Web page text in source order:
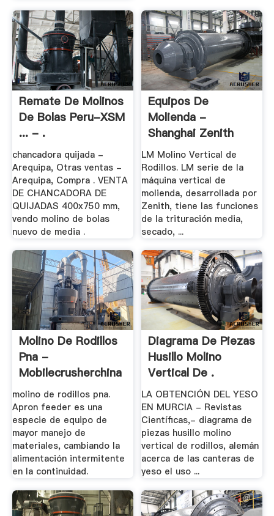
Remate De Molinos
De Bolas Peru-XSM
... - .
chancadora quijada -
Arequipa, Otras ventas -
Arequipa, Compra . VENTA
DE CHANCADORA DE
QUIJADAS 400x750 mm,
vendo molino de bolas
nuevo de media .
Equipos De
Molienda -
Shanghai Zenith
Company
LM Molino Vertical de
Rodillos. LM serie de la
máquina vertical de
molienda, desarrollada por
Zenith, tiene las funciones
de la trituración media,
secado, ...
Molino De Rodillos
Pna -
Mobilecrusherchina
molino de rodillos pna.
Apron feeder es una
especie de equipo de
mayor manejo de
materiales, cambiando la
alimentación intermitente
en la continuidad.
Diagrama De Piezas
Husillo Molino
Vertical De .
LA OBTENCIÓN DEL YESO
EN MURCIA - Revistas
Científicas,- diagrama de
piezas husillo molino
vertical de rodillos, alemán
acerca de las canteras de
yeso el uso ...